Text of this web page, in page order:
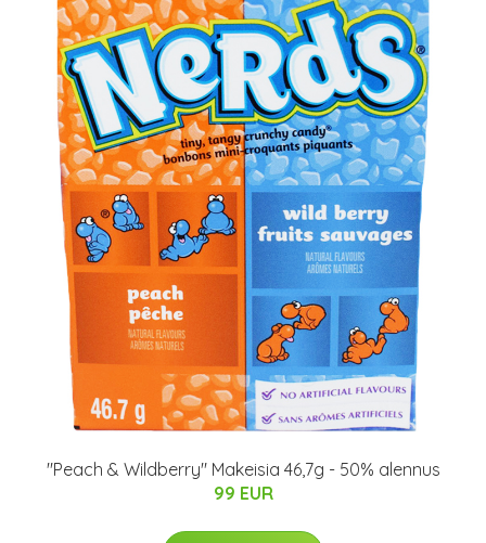
"Peach & Wildberry" Makeisia 46,7g - 50% alennus
99 EUR